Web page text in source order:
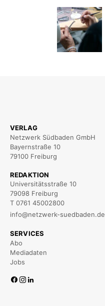
VERLAG
Netzwerk Südbaden GmbH
Bayernstraße 10
79100 Freiburg
REDAKTION
Universitätsstraße 10
79098 Freiburg
T 0761 45002800
info@netzwerk-suedbaden.de
SERVICES
Abo
Mediadaten
Jobs